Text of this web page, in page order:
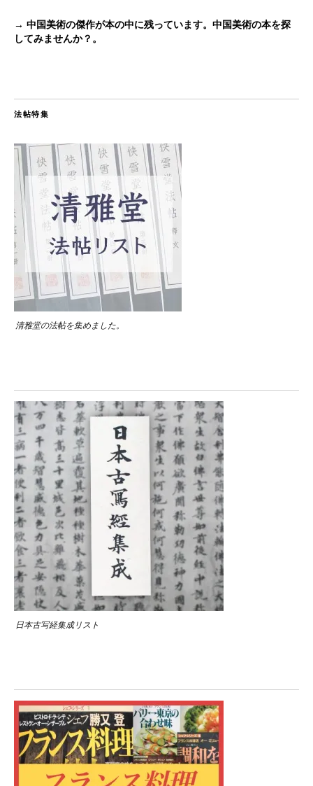
→ 中国美術の傑作が本の中に残っています。中国美術の本を探
してみませんか？。
法帖特集
清雅堂の法帖を集めました。
日本古写経集成リスト